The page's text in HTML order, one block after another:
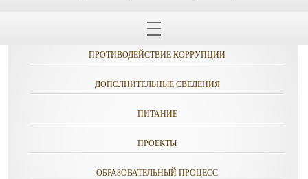
ОБРАЩЕНИЯ ГРАЖДАН
ПРОТИВОДЕЙСТВИЕ КОРРУПЦИИ
ДОПОЛНИТЕЛЬНЫЕ СВЕДЕНИЯ
ПИТАНИЕ
ПРОЕКТЫ
ОБРАЗОВАТЕЛЬНЫЙ ПРОЦЕСС